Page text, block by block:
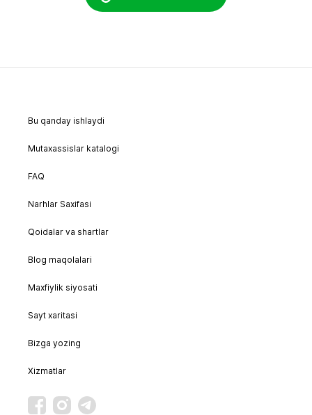
Bu qanday ishlaydi
Mutaxassislar katalogi
FAQ
Narhlar Saxifasi
Qoidalar va shartlar
Blog maqolalari
Maxfiylik siyosati
Sayt xaritasi
Bizga yozing
Xizmatlar